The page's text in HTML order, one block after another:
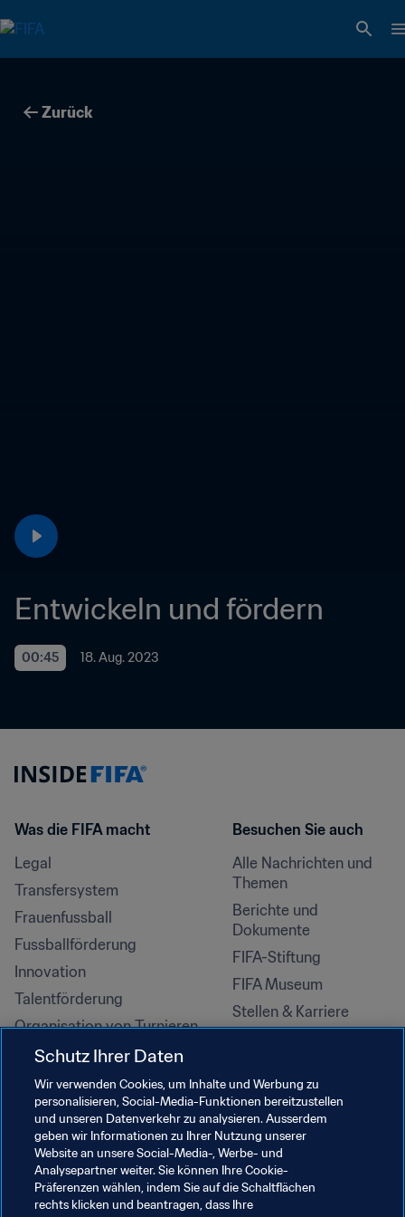
Zurück
Entwickeln und fördern
00:45 18. Aug. 2023
Was die FIFA macht
Legal
Transfersystem
Frauenfussball
Fussballförderung
Innovation
Talentförderung
Organisation von Turnieren
Nachhaltigkeit
Menschenrechte und
Antidiskriminierung
Gesundheit und Medizin
Bildungsinitiativen
Besuchen Sie auch
Alle Nachrichten und
Themen
Berichte und
Dokumente
FIFA-Stiftung
FIFA Museum
Stellen & Karriere
Schutz Ihrer Daten
Wir verwenden Cookies, um Inhalte und Werbung zu
personalisieren, Social-Media-Funktionen bereitzustellen
und unseren Datenverkehr zu analysieren. Ausserdem
geben wir Informationen zu Ihrer Nutzung unserer
Website an unsere Social-Media-, Werbe- und
Analysepartner weiter. Sie können Ihre Cookie-
Präferenzen wählen, indem Sie auf die Schaltflächen
rechts klicken und beantragen, dass Ihre